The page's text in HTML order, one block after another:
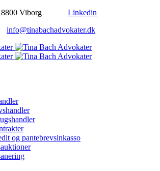
Viborg
Linkedin
info@tinabachadvokater.dk
og pantebrevsinkasso